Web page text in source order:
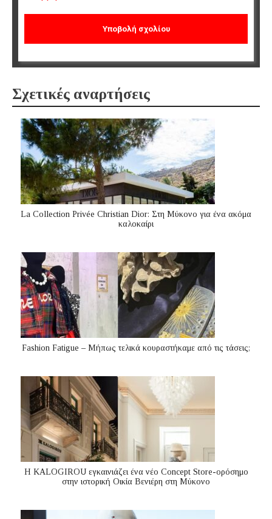
Σχετικές αναρτήσεις
La Collection Privée Christian Dior: Στη Μύκονο για ένα ακόμα
καλοκαίρι
Fashion Fatigue – Μήπως τελικά κουραστήκαμε από τις τάσεις;
Η KALOGIROU εγκαινιάζει ένα νέο Concept Store-ορόσημο
στην ιστορική Οικία Βενιέρη στη Μύκονο